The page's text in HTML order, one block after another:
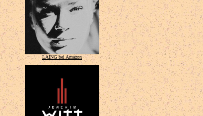
LAING bei Amazon